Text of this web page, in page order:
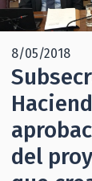
8/05/2018
del